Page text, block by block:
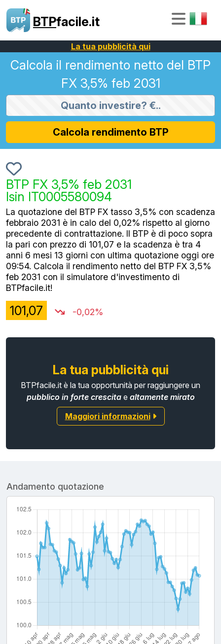
BTPfacile.it
La tua pubblicità qui
Calcola il rendimento netto del BTP
FX 3,5% feb 2031
Calcola rendimento BTP
BTP FX 3,5% feb 2031
Isin IT0005580094
La quotazione del BTP FX tasso 3,5% con scadenza
febbraio 2031 è in calo del 0,02% rispetto al giorno
precedente di contrattazione. Il BTP è di poco sopra
la pari con prezzo di 101,07 e la scadenza è tra 4
anni 6 mesi 13 giorni con ultima quotazione oggi ore
09:54. Calcola il rendimento netto del BTP FX 3,5%
feb 2031 con il simulatore d'investimento di
BTPfacile.it!
101,07 -0,02%
La tua pubblicità qui
BTPfacile.it è la tua opportunità per raggiungere un
pubblico in forte crescitae altamente mirato
Maggiori informazioni
Andamento quotazione